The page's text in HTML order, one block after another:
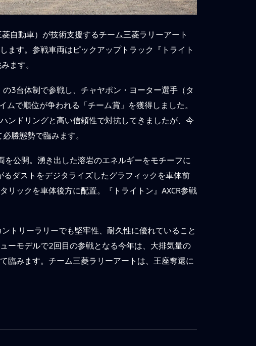
自動車）が技術支援するチーム三菱ラリーアート
ます。参戦車両はピックアップトラック『トライト
ます。
3台体制で参戦し、チャヤポン・ヨーター選手（タ
で順位が争われる「チーム賞」を獲得しました。
ンドリングと高い信頼性で対抗してきましたが、今
勝態勢で臨みます。
公開。湧き出した溶岩のエネルギーをモチーフに
ダストをデジタライズしたグラフィックを車体前
ックを車体後方に配置。『トライトン』AXCR参戦
トリーラリーでも堅牢性、耐久性に優れていること
ーモデルで2回目の参戦となる今年は、大排気量の
臨みます。チーム三菱ラリーアートは、王座奪還に